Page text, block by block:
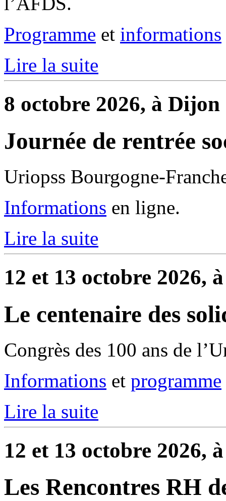
Programme et informations
Lire la suite
8 octobre 2026, à Dijon
Journée de rentrée
Uriopss Bourgogne-
Informations en ligne.
Lire la suite
12 et 13 octobre 2026,
Le centenaire des
Congrès des 100 ans de
Informations et programme
Lire la suite
12 et 13 octobre 2026,
Les Rencontres RH